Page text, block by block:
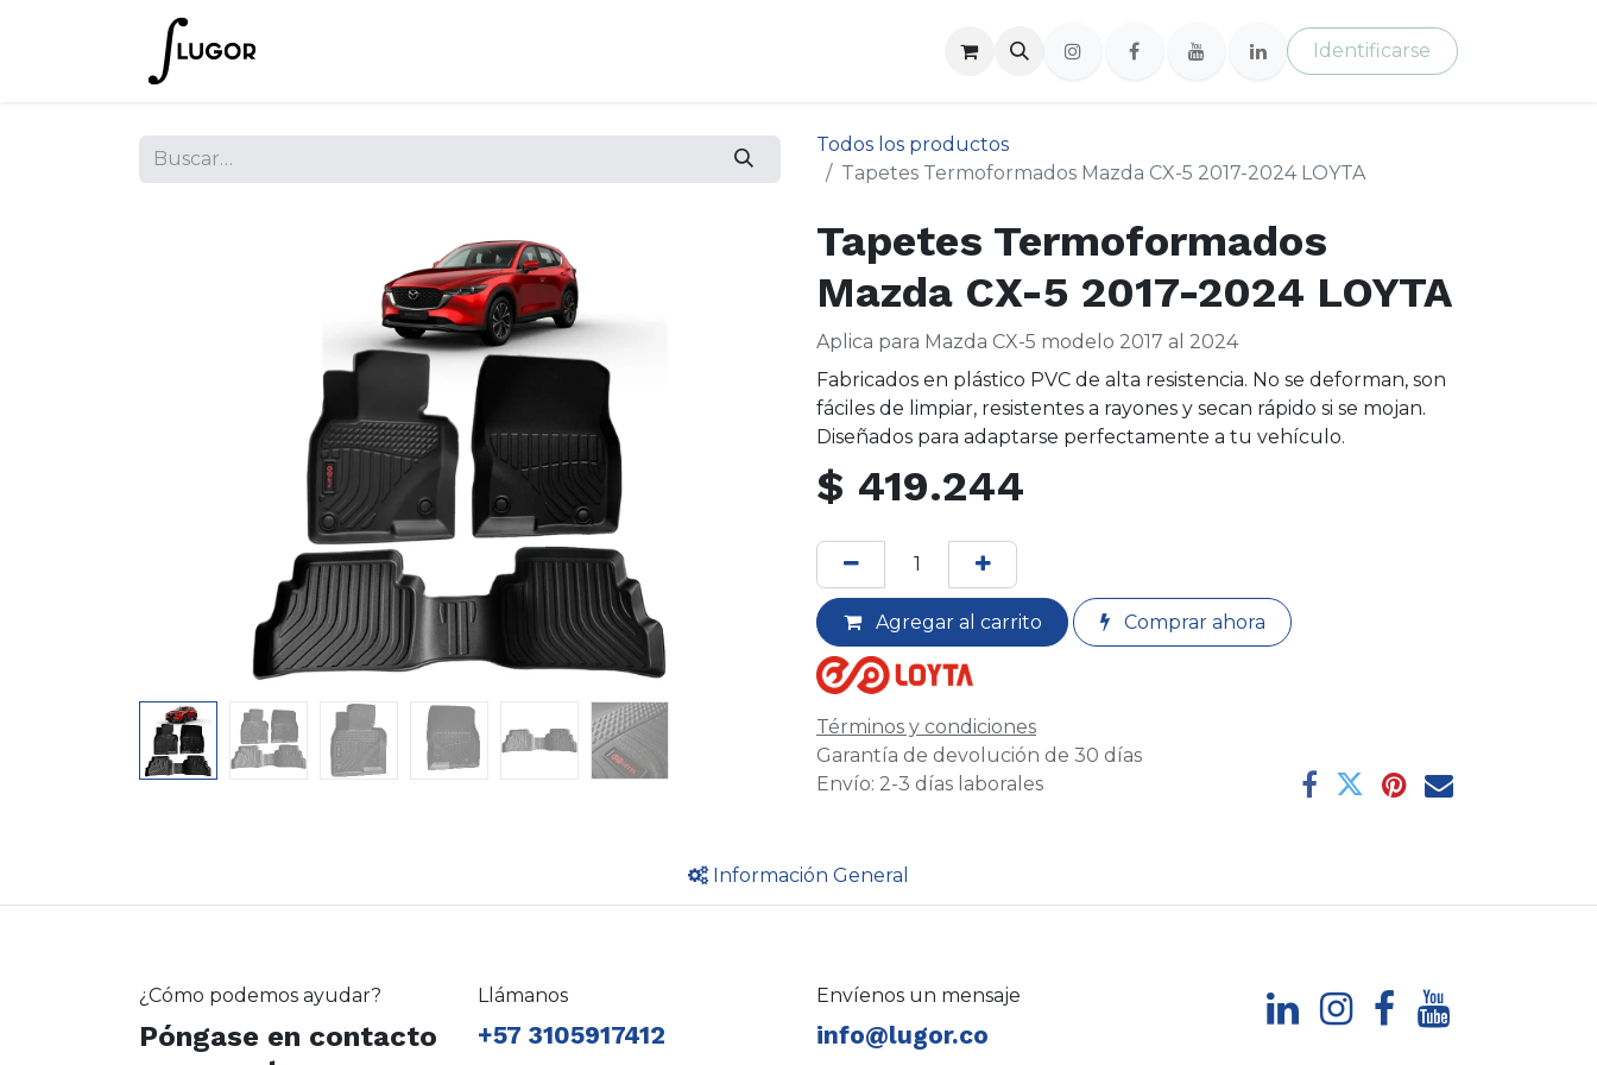
Identificarse
Todos los productos
Tapetes Termoformados Mazda CX-5 2017-2024 LOYTA
Tapetes Termoformados
Mazda CX-5 2017-2024 LOYTA
Aplica para Mazda CX-5 modelo 2017 al 2024
Fabricados en plástico PVC de alta resistencia. No se deforman, son
fáciles de limpiar, resistentes a rayones y secan rápido si se mojan.
Diseñados para adaptarse perfectamente a tu vehículo.
$ 419.244
Agregar al carrito Comprar ahora
Términos y condiciones
Garantía de devolución de 30 días
Envío: 2-3 días laborales
Información General
¿Cómo podemos ayudar?
Póngase en contacto
Llámanos
+57 3105917412
Envíenos un mensaje
info@lugor.co